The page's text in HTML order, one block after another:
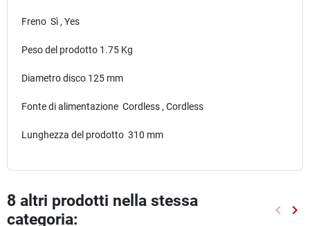
Freno Sì , Yes
Peso del prodotto 1.75 Kg
Diametro disco 125 mm
Fonte di alimentazione Cordless , Cordless
Lunghezza del prodotto 310 mm
8 altri prodotti nella stessa
categoria:
keyboard_arrow_left keyboard_arrow_right